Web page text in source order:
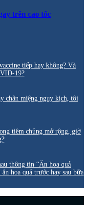
trên cao tốc
tiếp hay không? Và
19?
chân miệng nguy kịch, tôi
tiêm chủng mở rộng, giờ
thông tin “Ăn hoa quả
hoa quả trước hay sau bữa